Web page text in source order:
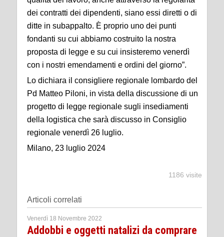
dei contratti dei dipendenti, siano essi diretti o di
ditte in subappalto. È proprio uno dei punti
fondanti su cui abbiamo costruito la nostra
proposta di legge e su cui insisteremo venerdì
con i nostri emendamenti e ordini del giorno”.
Lo dichiara il consigliere regionale lombardo del
Pd Matteo Piloni, in vista della discussione di un
progetto di legge regionale sugli insediamenti
della logistica che sarà discusso in Consiglio
regionale venerdì 26 luglio.
Milano, 23 luglio 2024
1186 visite
Articoli correlati
Venerdì 18 Novembre 2022
Addobbi e oggetti natalizi da comprare